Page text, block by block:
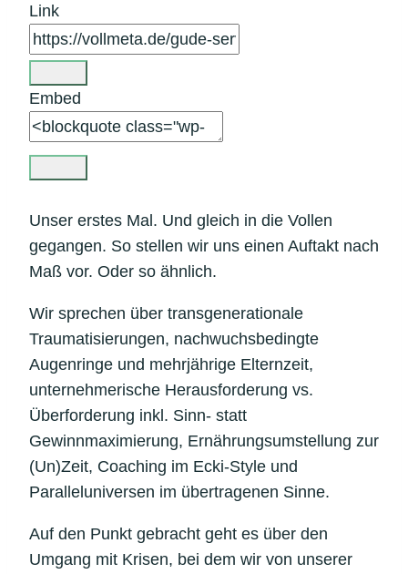
Link
Embed
Unser erstes Mal. Und gleich in die Vollen
gegangen. So stellen wir uns einen Auftakt nach
Maß vor. Oder so ähnlich.
Wir sprechen über transgenerationale
Traumatisierungen, nachwuchsbedingte
Augenringe und mehrjährige Elternzeit,
unternehmerische Herausforderung vs.
Überforderung inkl. Sinn- statt
Gewinnmaximierung, Ernährungsumstellung zur
(Un)Zeit, Coaching im Ecki-Style und
Paralleluniversen im übertragenen Sinne.
Auf den Punkt gebracht geht es über den
Umgang mit Krisen, bei dem wir von unserer